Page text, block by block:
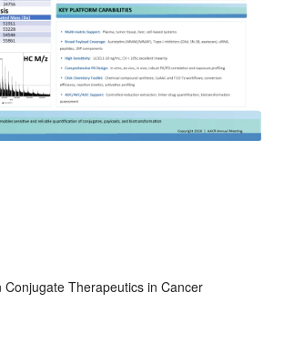
Therapeutics in Cancer